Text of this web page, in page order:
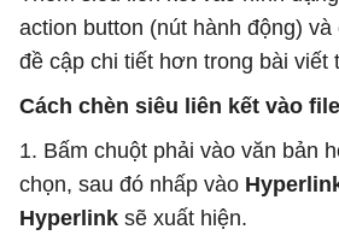
action button (nút hành động)
đề cập chi tiết hơn trong bài viết
Cách chèn siêu liên kết vào
1. Bấm chuột phải vào văn bản
chọn, sau đó nhấp vào
Hyperlink sẽ xuất hiện.